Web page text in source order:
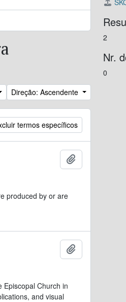
Direção: Ascendente
termos específicos
produced by or are
Church in
and visual
2
Nr.
0